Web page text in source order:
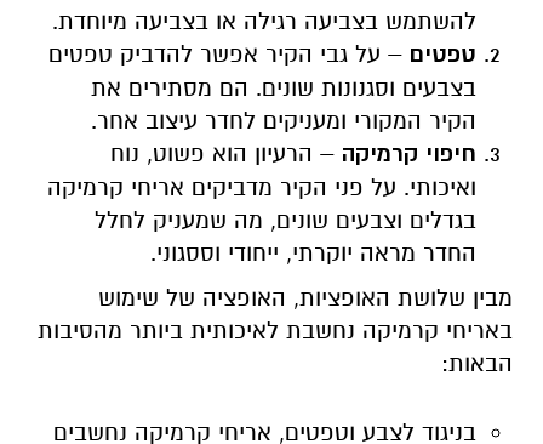
להשתמש בצביעה רגילה או בצביעה מיוחדת.
טפטים – על גבי הקיר אפשר להדביק טפטים
בצבעים וסגנונות שונים. הם מסתירים את
הקיר המקורי ומעניקים לחדר עיצוב אחר.
חיפוי קרמיקה – הרעיון הוא פשוט, נוח
ואיכותי. על פני הקיר מדביקים אריחי קרמיקה
בגדלים וצבעים שונים, מה שמעניק לחלל
החדר מראה יוקרתי, ייחודי וססגוני.
מבין שלושת האופציות, האופציה של שימוש
באריחי קרמיקה נחשבת לאיכותית ביותר מהסיבות
הבאות:
בניגוד לצבע וטפטים, אריחי קרמיקה נחשבים